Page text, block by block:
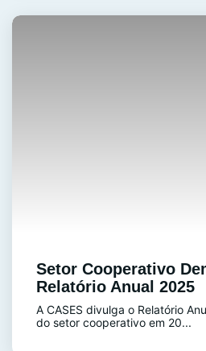
Setor Cooperativo
Relatório Anual 2025
A CASES divulga o Relatório
do setor cooperativo em 20...